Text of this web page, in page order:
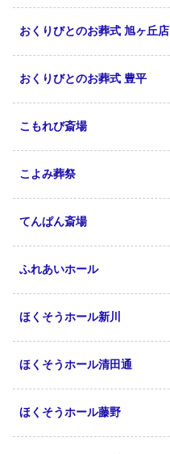
おくりびとのお葬式 旭ヶ丘店
おくりびとのお葬式 豊平
こもれび斎場
こよみ葬祭
てんぱん斎場
ふれあいホール
ほくそうホール新川
ほくそうホール清田通
ほくそうホール藤野